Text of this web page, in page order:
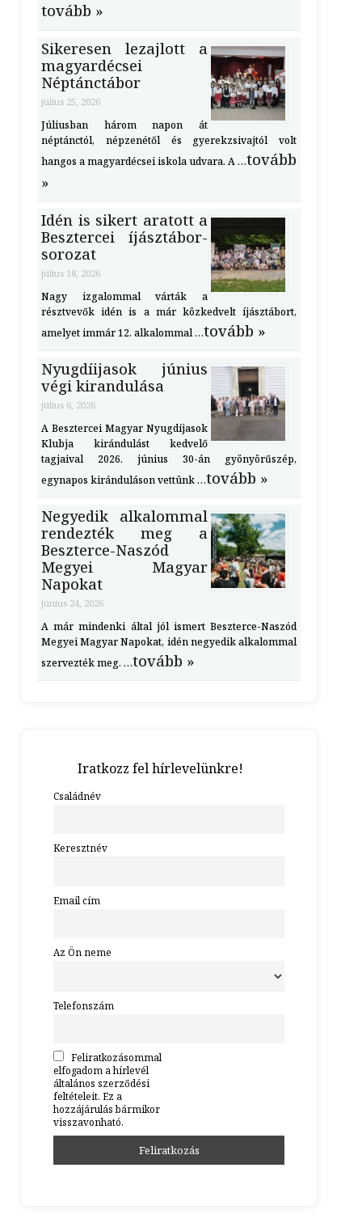
tovább »
Sikeresen lezajlott a
magyardécsei
Néptánctábor
július 25, 2026
Júliusban három napon át
néptánctól, népzenétől és gyerekzsivajtól volt
hangos a magyardécsei iskola udvara. A …tovább
»
Idén is sikert aratott a
Besztercei íjásztábor-
sorozat
július 18, 2026
Nagy izgalommal várták a
résztvevők idén is a már közkedvelt íjásztábort,
amelyet immár 12. alkalommal …tovább »
Nyugdíijasok június
végi kirandulása
július 6, 2026
A Besztercei Magyar Nyugdíjasok
Klubja kirándulást kedvelő
tagjaival 2026. június 30-án gyönyörűszép,
egynapos kiránduláson vettünk …tovább »
Negyedik alkalommal
rendezték meg a
Beszterce-Naszód
Megyei Magyar
Napokat
június 24, 2026
A már mindenki által jól ismert Beszterce-Naszód
Megyei Magyar Napokat, idén negyedik alkalommal
szervezték meg. …tovább »
Iratkozz fel hírlevelünkre!
Családnév
Keresztnév
Email cím
Az Ön neme
Telefonszám
Feliratkozásommal
elfogadom a hírlevél
általános szerződési
feltételeit. Ez a
hozzájárulás bármikor
visszavonható.